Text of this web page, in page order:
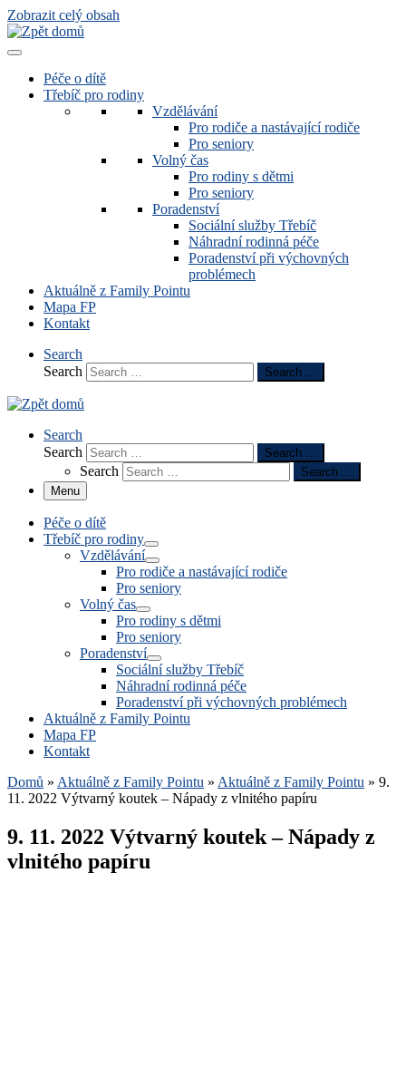
Zobrazit celý obsah
Péče o dítě
Třebíč pro rodiny
Vzdělávání
Pro rodiče a nastávající rodiče
Pro seniory
Volný čas
Pro rodiny s dětmi
Pro seniory
Poradenství
Sociální služby Třebíč
Náhradní rodinná péče
Poradenství při výchovných
problémech
Aktuálně z Family Pointu
Mapa FP
Kontakt
Search
Search
Search …
Search
Search
Search …
Search
Search …
Menu
Péče o dítě
Třebíč pro rodiny
Vzdělávání
Pro rodiče a nastávající rodiče
Pro seniory
Volný čas
Pro rodiny s dětmi
Pro seniory
Poradenství
Sociální služby Třebíč
Náhradní rodinná péče
Poradenství při výchovných problémech
Aktuálně z Family Pointu
Mapa FP
Kontakt
Domů » Aktuálně z Family Pointu » Aktuálně z Family Pointu » 9.
11. 2022 Výtvarný koutek – Nápady z vlnitého papíru
9. 11. 2022 Výtvarný koutek – Nápady z
vlnitého papíru